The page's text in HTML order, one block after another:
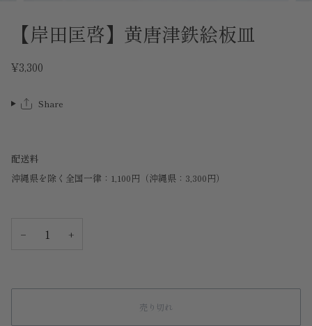
【岸田匡啓】黄唐津鉄絵板皿
¥3,300
Share
配送料
沖縄県を除く全国一律：1,100円（沖縄県：3,300円）
− +
売り切れ